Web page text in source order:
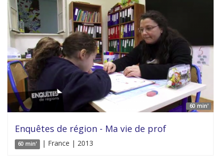
60 min'
Enquêtes de région - Ma vie de prof
60 min' | France | 2013